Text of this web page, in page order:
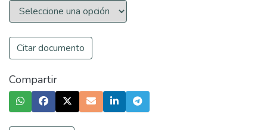
Citar documento
Compartir